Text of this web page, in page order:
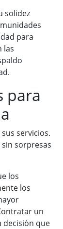
solidez
para
las
para
servicios.
sorpresas
los
los
un
decisión que